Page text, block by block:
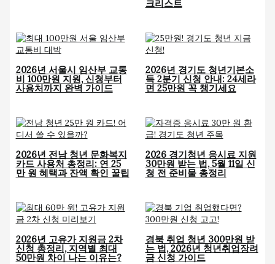
크리스트
2026년 서울시 임산부 교통
비 100만원 지원, 신청부터
사용처까지 완벽 가이드
2026년 경기도 청년기본소
득 2분기 신청 안내: 24세라
면 25만원 꼭 챙기세요
2026년 전남 청년 문화복지
카드 사용처 총정리: 연 25
만 원 혜택과 잔액 확인 꿀팁
2026 경기청년 응시료 지원
30만원 받는 법, 5월 11일 신
청 전 준비물 총정리
2026년 고유가 지원금 2차
신청 총정리, 지역별 최대
50만원 차이 나는 이유는?
경북 취업 청년 300만원 받
는 법, 2026년 청년취업장려
금 신청 가이드